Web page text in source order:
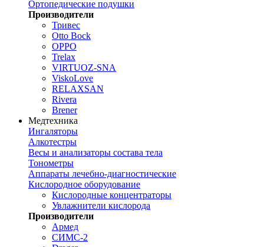
Ортопедические подушки
Производители
Тривес
Otto Bock
OPPO
Trelax
VIRTUOZ-SNA
ViskoLove
RELAXSAN
Rivera
Brener
Медтехника
Ингаляторы
Алкотестры
Весы и анализаторы состава тела
Тонометры
Аппараты лечебно-диагностические
Кислородное оборудование
Кислородные концентраторы
Увлажнители кислорода
Производители
Армед
СИМС-2